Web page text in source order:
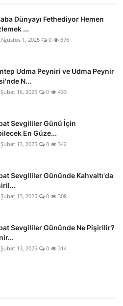
Dünyayı Fethediyor Hemen
...
Ağustos 1, 2025 0 676
Udma Peyniri ve Udma Peynir
N...
Şubat 16, 2025 0 433
Sevgililer Günü İçin
En Güze...
Şubat 13, 2025 0 342
Sevgililer Gününde Kahvaltı'da
Şubat 13, 2025 0 308
Sevgililer Gününde Ne Pişirilir?
Şubat 13, 2025 0 314